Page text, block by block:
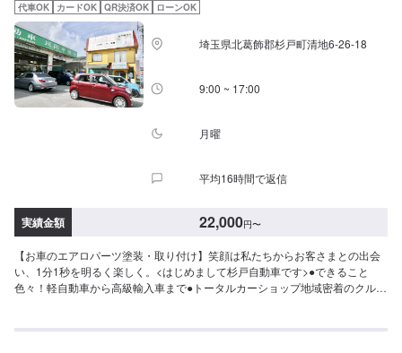
代車OK カードOK QR決済OK ローンOK
埼玉県北葛飾郡杉戸町清地6-26-18
9:00 ~ 17:00
月曜
平均16時間で返信
実績金額 22,000円〜
【お車のエアロパーツ塗装・取り付け】笑顔は私たちからお客さまとの出会
い、1分1秒を明るく楽しく。<はじめまして杉戸自動車です>●できること
色々！軽自動車から高級輸入車まで●トータルカーショップ地域密着のクルマ
供しております。<私たちからみなさまへ>興味を持っていただけたことに感